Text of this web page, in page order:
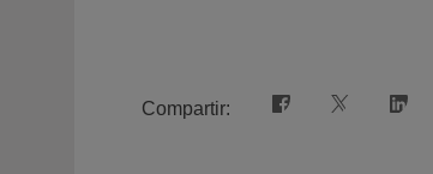
Compartir: